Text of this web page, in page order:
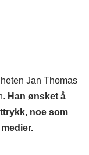
Jan Thomas
Han ønsket å
noe som